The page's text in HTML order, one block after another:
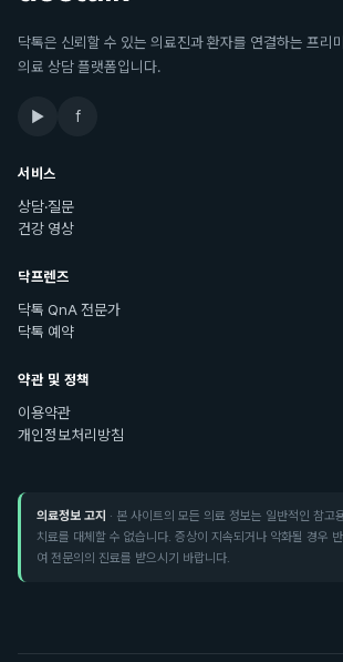
닥톡은 신뢰할 수 있는 의료진과 환자를 연결하는 프리
의료 상담 플랫폼입니다.
▶ f
서비스
상담·질문
건강 영상
닥프렌즈
닥톡 QnA 전문가
닥톡 예약
약관 및 정책
이용약관
개인정보처리방침
의료정보 고지 · 본 사이트의 모든 의료 정보는 일반적인 참고
치료를 대체할 수 없습니다. 증상이 지속되거나 악화될 경우
여 전문의의 진료를 받으시기 바랍니다.